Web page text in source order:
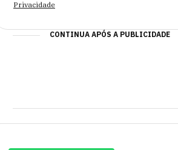
Privacidade
CONTINUA APÓS A PUBLICIDADE